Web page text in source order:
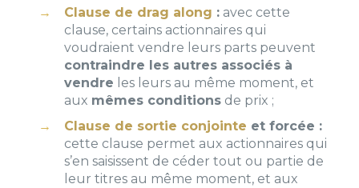
Clause de drag along :avec cette
clause, certains actionnaires qui
voudraient vendre leurs parts peuvent
contraindre les autres associés à
vendre les leurs au même moment, et
aux mêmes conditionsde prix ;
Clause de sortie conjointe et forcée :
cette clause permet aux actionnaires qui
s’en saisissent de céder tout ou partie de
leur titres au même moment, et aux